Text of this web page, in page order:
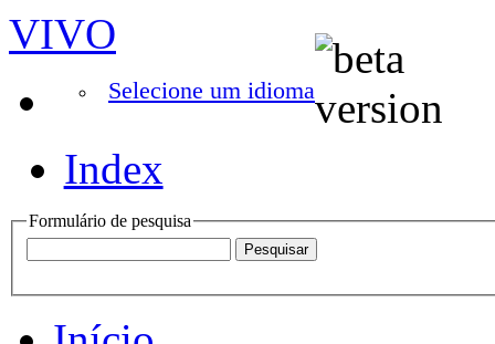
VIVO
Selecione um idioma
Index
Formulário de pesquisa